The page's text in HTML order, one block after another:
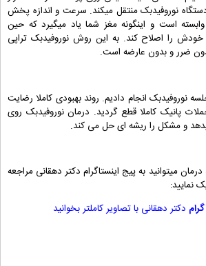
دستگاه نوروفیدبک منتقل میکند. سرعت و اندازه پخش
است و اینگونه مغز شما یاد میگیرد که حین
خودش را اصلاح کند. به این روش نوروفیدبک تراپی
ضرر و بدون عارضه است.
نوروفیدبک انجام دادیم. روند بهبودی کاملا رضایت
پانیک کاملا قطع گردید. درمان نوروفیدبک روی
و مشکل را ریشه ای حل می کند.
میتوانید به پیج اینستاگرام دکتر دهقانی مراجعه
نمایید:
دکتر دهقانی با تصاویر کاملتر بخوانید